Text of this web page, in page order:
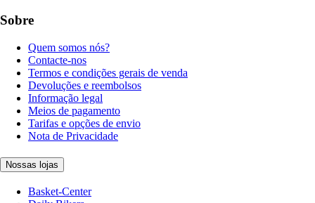
Sobre
Quem somos nós?
Contacte-nos
Termos e condições gerais de venda
Devoluções e reembolsos
Informação legal
Meios de pagamento
Tarifas e opções de envio
Nota de Privacidade
Nossas lojas
Basket-Center